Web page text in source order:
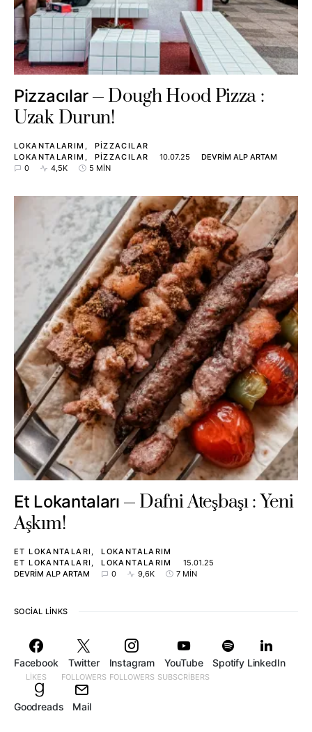
Pizzacılar
Dough Hood Pizza :
Uzak Durun!
LOKANTALARIM
PIZZACILAR
LOKANTALARIM
PIZZACILAR 10.07.25
DEVRIM ALP ARTAM
0
4,5K 5 MIN
Et Lokantaları
Dafni Ateşbaşı : Yeni
Aşkım!
ET LOKANTALARI
LOKANTALARIM
ET LOKANTALARI
LOKANTALARIM
15.01.25
DEVRIM ALP ARTAM
0 9,6K 7 MIN
SOCIAL LINKS
Facebook
LIKES
Twitter
FOLLOWERS
Instagram
FOLLOWERS
YouTube
SUBSCRIBERS
Spotify LinkedIn
Goodreads Mail